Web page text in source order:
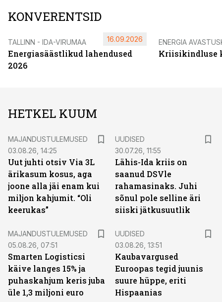
KONVERENTSID
TALLINN - IDA-VIRUMAA
Energiasäästlikud lahendused
2026
16.09.2026 ENERGIA
Kriisikindluse
HETKEL KUUM
MAJANDUSTULEMUSED
03.08.26, 14:25
Uut juhti otsiv Via 3L
ärikasum kosus, aga
joone alla jäi enam kui
miljon kahjumit. “Oli
keerukas”
UUDISED
30.07.26, 11:55
Lähis-Ida kriis on
saanud DSVle
rahamasinaks. Juhi
sõnul pole selline äri
siiski jätkusuutlik
MAJANDUSTULEMUSED
05.08.26, 07:51
Smarten Logisticsi
käive langes 15% ja
puhaskahjum keris juba
üle 1,3 miljoni euro
UUDISED
03.08.26, 13:51
Kaubavargused
Euroopas tegid juunis
suure hüppe, eriti
Hispaanias